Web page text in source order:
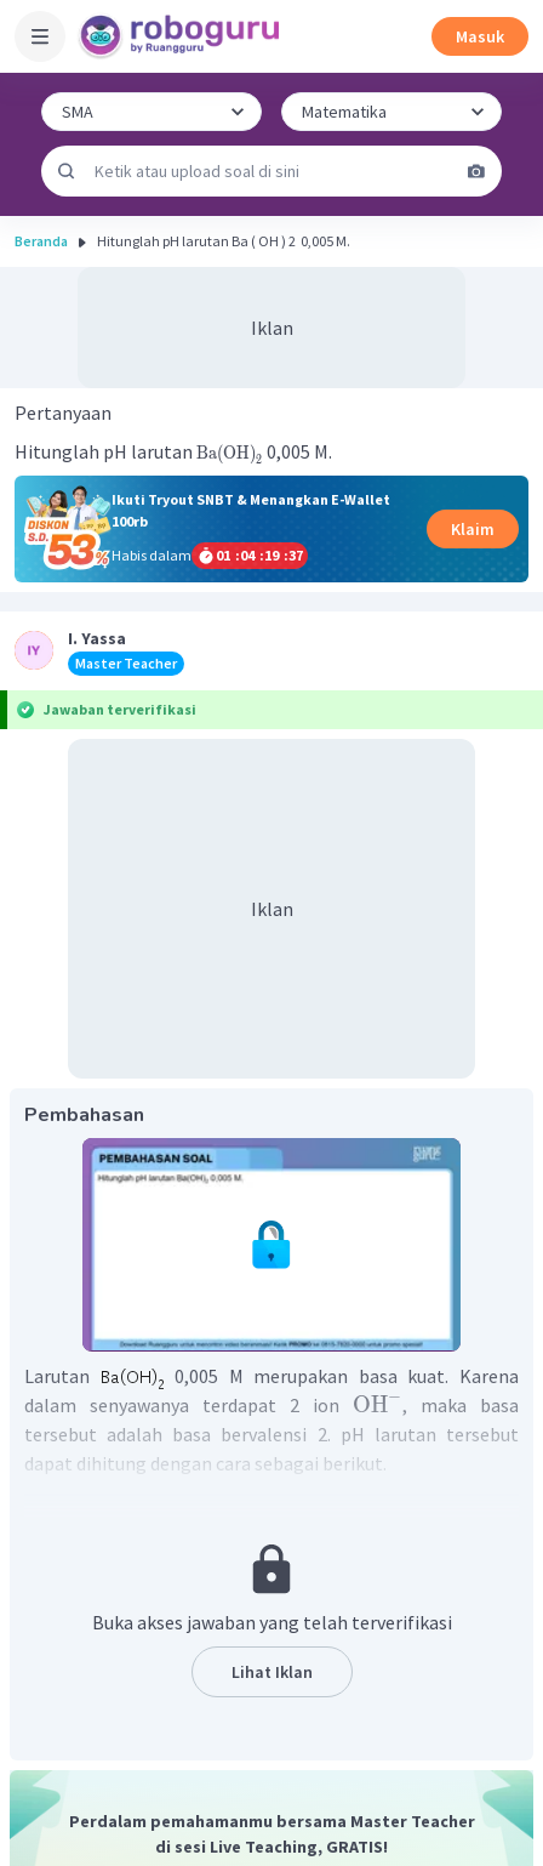
Masuk
Beranda Hitunglah pH larutan Ba ( OH ) 2 ​ 0,005 M.
Iklan
Pertanyaan
Hitunglah pH larutan Ba(OH)2 0,005 M.
Ikuti Tryout SNBT & Menangkan E-Wallet
100rb
Habis dalam
01 :04 :19 :37
Klaim
I. Yassa
Master Teacher
Jawaban terverifikasi
Iklan
Pembahasan
Larutan
0,005 M merupakan basa kuat. Karena
dalam senyawanya terdapat 2 ion OH−, maka basa
tersebut adalah basa bervalensi 2. pH larutan tersebut
dapat dihitung dengan cara sebagai berikut.
Maka, pH larutan tersebut adalah 12.
Buka akses jawaban yang telah terverifikasi
Lihat Iklan
Perdalam pemahamanmu bersama Master Teacher
di sesi Live Teaching, GRATIS!